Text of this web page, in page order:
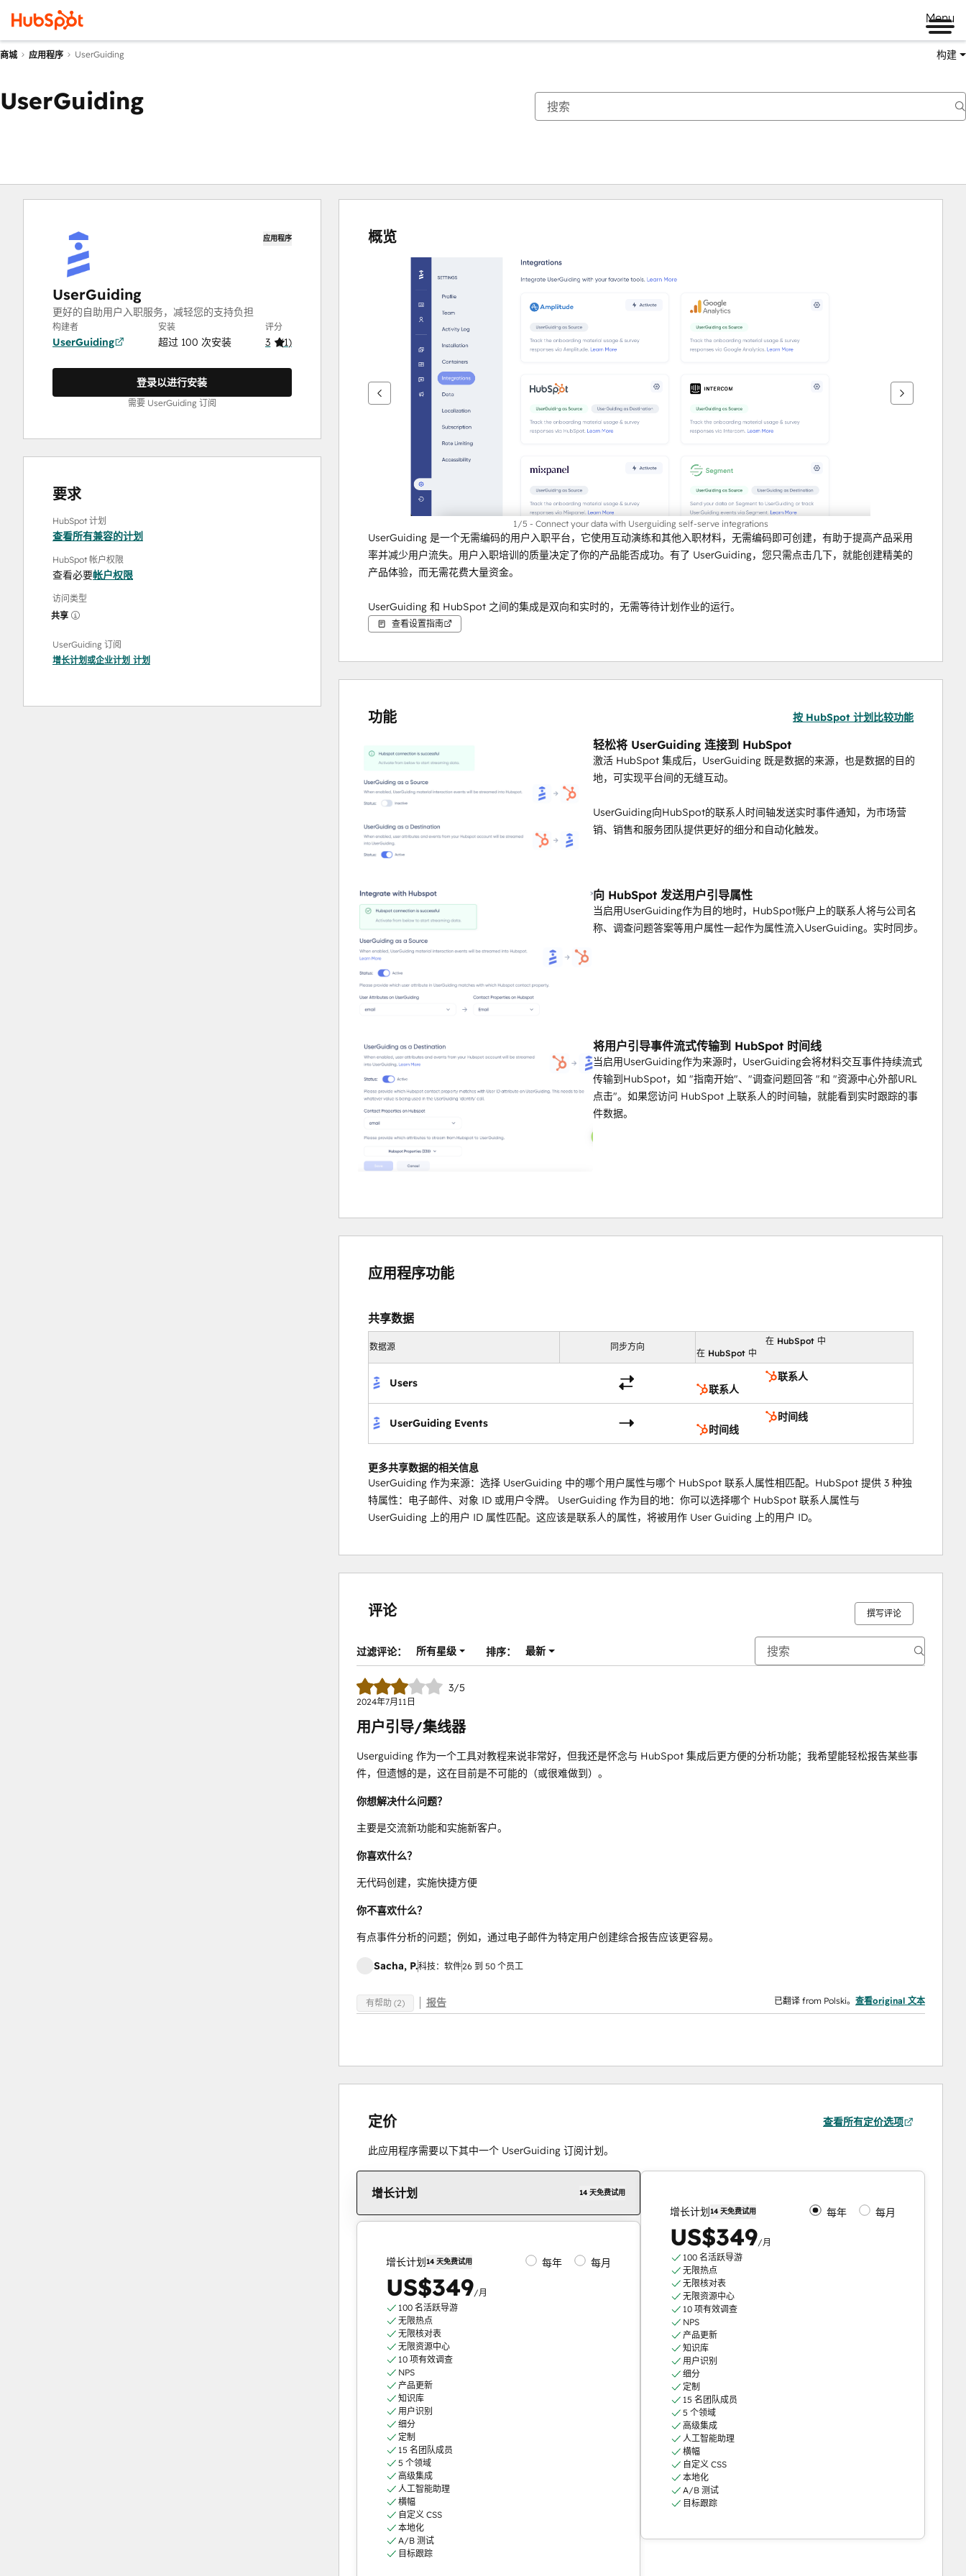
Menu
商城 应用程序 UserGuiding 构建
UserGuiding
应用程序
UserGuiding
更好的自助用户入职服务，减轻您的支持负担
构建者
UserGuiding
安装
超过 100 次安装
评分
3 (1)
登录以进行安装
需要 UserGuiding 订阅
要求
HubSpot 计划
查看所有兼容的计划
HubSpot 帐户权限
查看必要帐户权限
访问类型
共享
UserGuiding 订阅
增长计划或企业计划 计划
概览
其
他
1/5 - Connect your data with Userguiding self-serve integrations
UserGuiding 是一个无需编码的用户入职平台，它使用互动演练和其他入职材料，无需编码即可创建，有助于提高产品采用
率并减少用户流失。用户入职培训的质量决定了你的产品能否成功。有了 UserGuiding，您只需点击几下，就能创建精美的
产品体验，而无需花费大量资金。
UserGuiding 和 HubSpot 之间的集成是双向和实时的，无需等待计划作业的运行。
查看设置指南
功能 按 HubSpot 计划比较功能
轻松将 UserGuiding 连接到 HubSpot
激活 HubSpot 集成后，UserGuiding 既是数据的来源，也是数据的目的
地，可实现平台间的无缝互动。
UserGuiding向HubSpot的联系人时间轴发送实时事件通知，为市场营
销、销售和服务团队提供更好的细分和自动化触发。
向 HubSpot 发送用户引导属性
当启用UserGuiding作为目的地时，HubSpot账户上的联系人将与公司名
称、调查问题答案等用户属性一起作为属性流入UserGuiding。实时同步。
将用户引导事件流式传输到 HubSpot 时间线
当启用UserGuiding作为来源时，UserGuiding会将材料交互事件持续流式
传输到HubSpot，如 "指南开始"、"调查问题回答 "和 "资源中心外部URL
点击"。如果您访问 HubSpot 上联系人的时间轴，就能看到实时跟踪的事
件数据。
应用程序功能
共享数据
数据源 同步方向
在 HubSpot 中
在 HubSpot 中
Users
联系人
联系人
UserGuiding Events
时间线
时间线
更多共享数据的相关信息
UserGuiding 作为来源：选择 UserGuiding 中的哪个用户属性与哪个 HubSpot 联系人属性相匹配。HubSpot 提供 3 种独
特属性：电子邮件、对象 ID 或用户令牌。 UserGuiding 作为目的地：你可以选择哪个 HubSpot 联系人属性与
UserGuiding 上的用户 ID 属性匹配。这应该是联系人的属性，将被用作 User Guiding 上的用户 ID。
评论 撰写评论
过滤评论： 所有星级 排序： 最新
3/5
2024年7月11日
用户引导/集线器
Userguiding 作为一个工具对教程来说非常好，但我还是怀念与 HubSpot 集成后更方便的分析功能；我希望能轻松报告某些事
件，但遗憾的是，这在目前是不可能的（或很难做到）。
你想解决什么问题？
主要是交流新功能和实施新客户。
你喜欢什么？
无代码创建，实施快捷方便
你不喜欢什么？
有点事件分析的问题；例如，通过电子邮件为特定用户创建综合报告应该更容易。
Sacha, P.科技：软件26 到 50 个员工
有帮助 (2) 报告 已翻译 from Polski。 查看original 文本
定价 查看所有定价选项
此应用程序需要以下其中一个 UserGuiding 订阅计划。
增长计划 14 天免费试用
增长计划 14 天免费试用 每年 每月
US$349/月
100 名活跃导游
无限热点
无限核对表
无限资源中心
10 项有效调查
NPS
产品更新
知识库
用户识别
细分
定制
15 名团队成员
5 个领域
高级集成
人工智能助理
横幅
自定义 CSS
本地化
A/B 测试
目标跟踪
增长计划14 天免费试用 每年 每月
US$349/月
100 名活跃导游
无限热点
无限核对表
无限资源中心
10 项有效调查
NPS
产品更新
知识库
用户识别
细分
定制
15 名团队成员
5 个领域
高级集成
人工智能助理
横幅
自定义 CSS
本地化
A/B 测试
目标跟踪